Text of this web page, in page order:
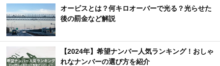
オービスとは？何キロオーバーで光る？光らせた
後の罰金など解説
【2024年】希望ナンバー人気ランキング！おしゃ
れなナンバーの選び方を紹介